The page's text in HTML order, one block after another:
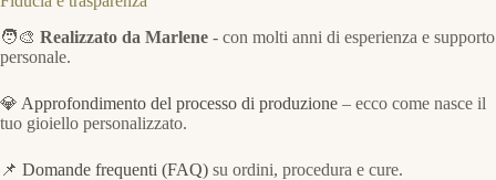
🧑‍🎨 Realizzato da Marlene - con molti anni di esperienza e supporto
personale.
💎 Approfondimento del processo di produzione – ecco come nasce il
tuo gioiello personalizzato.
📌 Domande frequenti (FAQ) su ordini, procedura e cure.